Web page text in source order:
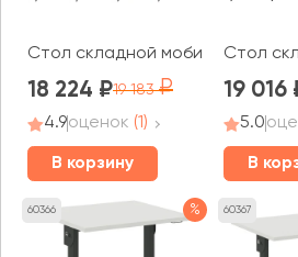
Стол складной мобильный
18 224 19 183
4.9оценок (1)
В корзину
Стол
19 016
5.0
В
60366 % 60367